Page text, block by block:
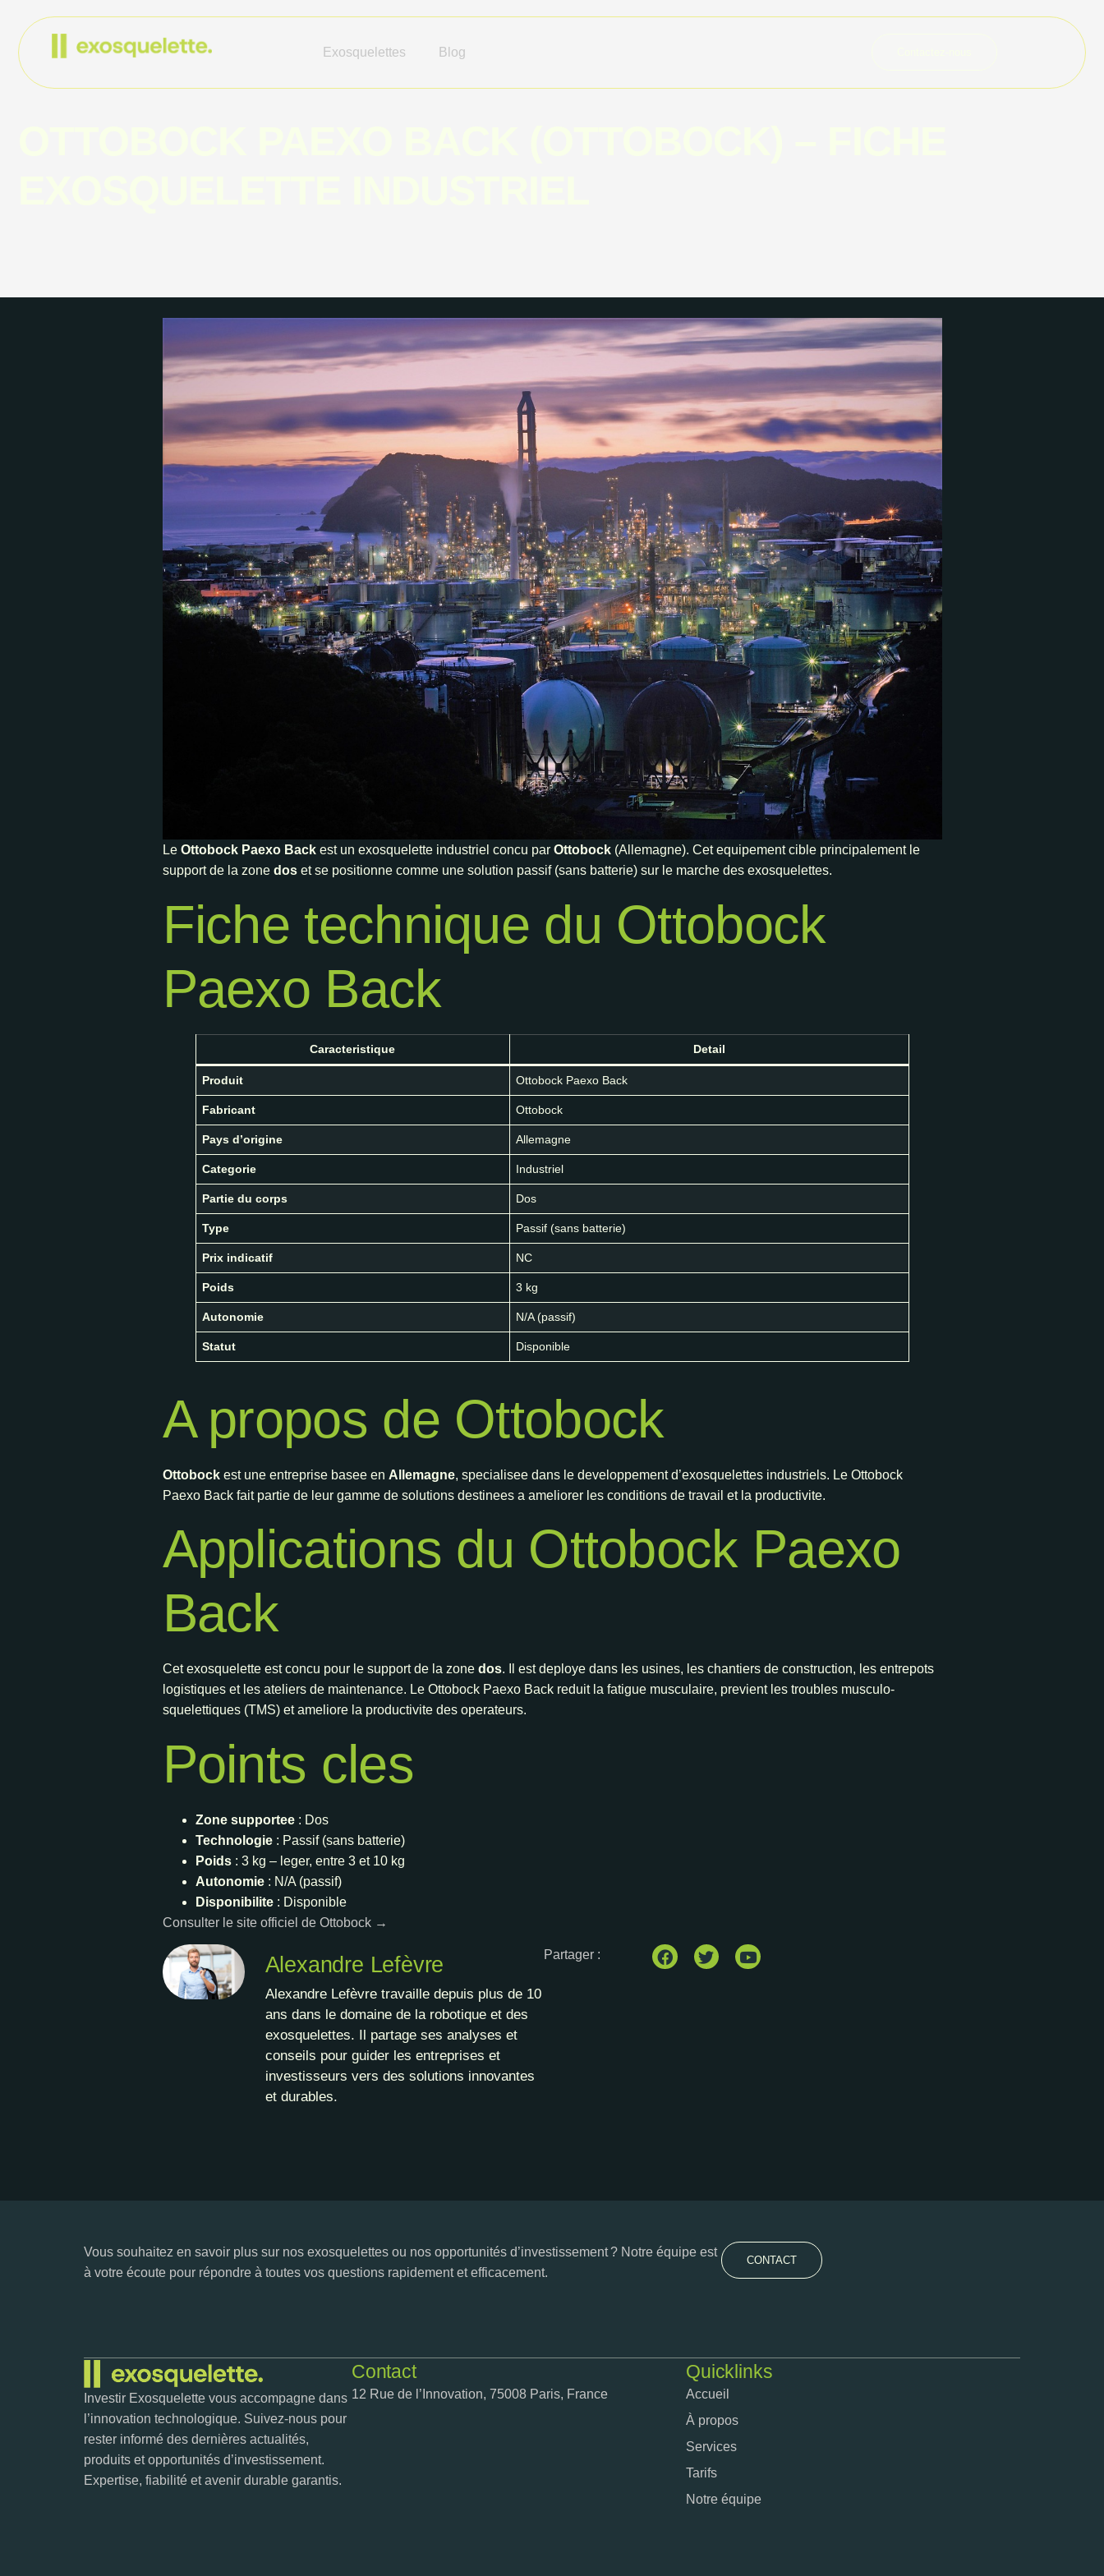
Exosquelettes Blog
Le Ottobock Paexo Backest un exosquelette industriel concu par Ottobock(Allemagne). Cet equipement cible principalement le
support de la zone doset se positionne comme une solution passif (sans batterie) sur le marche des exosquelettes.
Fiche technique du Ottobock
Paexo Back
Caracteristique Detail
Produit Ottobock Paexo Back
Fabricant Ottobock
Pays d’origine Allemagne
Categorie Industriel
Partie du corps Dos
Type Passif (sans batterie)
Prix indicatif NC
Poids 3 kg
Autonomie N/A (passif)
Statut Disponible
A propos de Ottobock
Ottobockest une entreprise basee en Allemagne, specialisee dans le developpement d’exosquelettes industriels. Le Ottobock
Paexo Back fait partie de leur gamme de solutions destinees a ameliorer les conditions de travail et la productivite.
Applications du Ottobock Paexo
Back
Cet exosquelette est concu pour le support de la zone dos. Il est deploye dans les usines, les chantiers de construction, les entrepots
logistiques et les ateliers de maintenance. Le Ottobock Paexo Back reduit la fatigue musculaire, previent les troubles musculo-
squelettiques (TMS) et ameliore la productivite des operateurs.
Points cles
Zone supportee: Dos
Technologie: Passif (sans batterie)
Poids: 3 kg – leger, entre 3 et 10 kg
Autonomie: N/A (passif)
Disponibilite: Disponible
Consulter le site officiel de Ottobock →
Alexandre Lefèvre
Alexandre Lefèvre travaille depuis plus de 10
ans dans le domaine de la robotique et des
exosquelettes. Il partage ses analyses et
conseils pour guider les entreprises et
investisseurs vers des solutions innovantes
et durables.
Partager :
Vous souhaitez en savoir plus sur nos exosquelettes ou nos opportunités d’investissement ? Notre équipe est
à votre écoute pour répondre à toutes vos questions rapidement et efficacement.
CONTACT
Investir Exosquelette vous accompagne dans
l’innovation technologique. Suivez-nous pour
rester informé des dernières actualités,
produits et opportunités d’investissement.
Expertise, fiabilité et avenir durable garantis.
Contact
12 Rue de l’Innovation, 75008 Paris, France
Quicklinks
Accueil
À propos
Services
Tarifs
Notre équipe